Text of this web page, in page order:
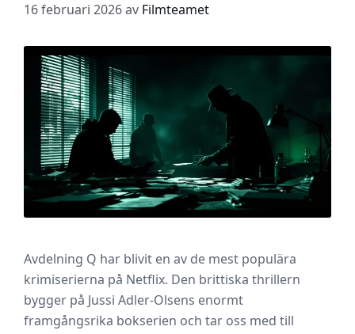
16 februari 2026av Filmteamet
Avdelning Q har blivit en av de mest populära
krimiserierna på Netflix. Den brittiska thrillern
bygger på Jussi Adler-Olsens enormt
framgångsrika bokserien och tar oss med till